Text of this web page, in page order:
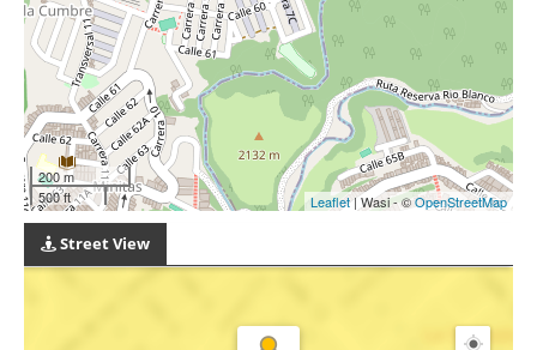
200 m
500 ft
Leaflet| Wasi - ©OpenStreetMap
Street View